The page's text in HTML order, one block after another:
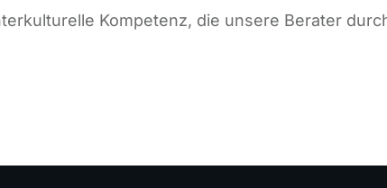
Kompetenz, die unsere Berater